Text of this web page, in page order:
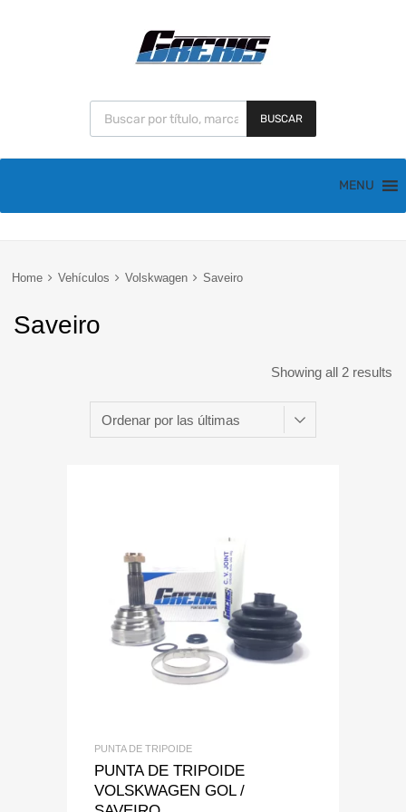
BUSCAR
MENU
Home Vehículos Volskwagen Saveiro
Saveiro
Showing all 2 results
Add to Wishlist
Add to Compare
PUNTA DE TRIPOIDE
PUNTA DE TRIPOIDE
VOLSKWAGEN GOL /